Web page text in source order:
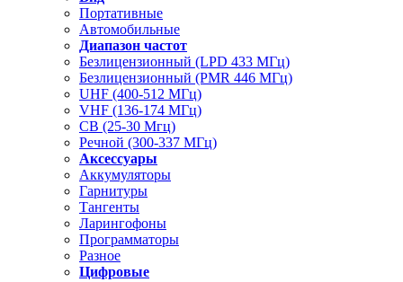
Портативные
Автомобильные
Диапазон частот
Безлицензионный (LPD 433 МГц)
Безлицензионный (PMR 446 МГц)
UHF (400-512 МГц)
VHF (136-174 МГц)
CB (25-30 Мгц)
Речной (300-337 МГц)
Аксессуары
Аккумуляторы
Гарнитуры
Тангенты
Ларингофоны
Программаторы
Разное
Цифровые